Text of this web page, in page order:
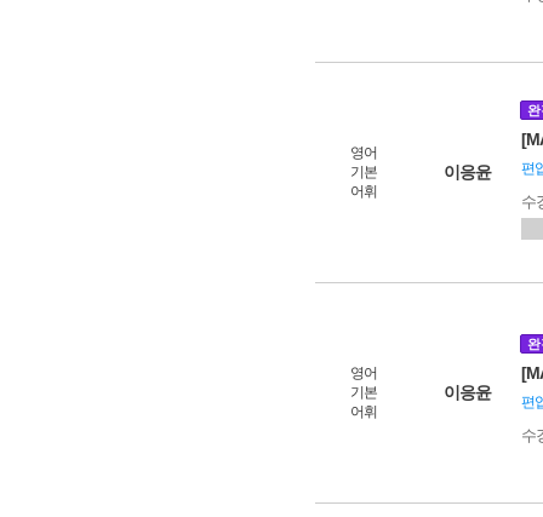
영어
기본
어휘
이응윤
완
편
수
영어
기본
어휘
이응윤
완
편
수